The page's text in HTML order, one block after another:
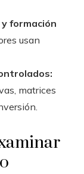
formación
usan
matrices